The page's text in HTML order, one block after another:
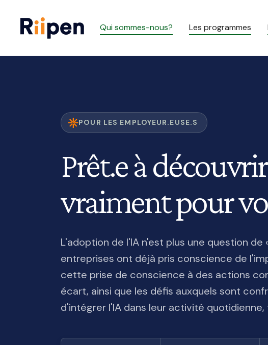
Qui sommes-nous? Les programmes
POUR LES EMPLOYEUR.EUSE.S
Prêt.e à
vraiment pour
L'adoption de l'IA n'est plus une question de
entreprises ont déjà pris conscience de
cette prise de conscience à des actions
écart, ainsi que les défis auxquels sont
d'intégrer l'IA dans leur activité